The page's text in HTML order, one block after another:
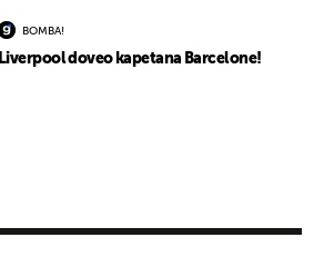
BOMBA!
Liverpool doveo kapetana Barcelone!